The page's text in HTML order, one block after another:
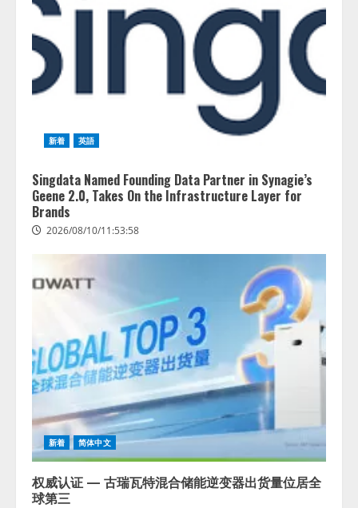
新着 英語
Singdata Named Founding Data Partner in Synagie’s
Geene 2.0, Takes On the Infrastructure Layer for
Brands
2026/08/10/11:53:58
新着 简体中文
权威认证 — 古瑞瓦特混合储能逆变器出货量位居全
球第三